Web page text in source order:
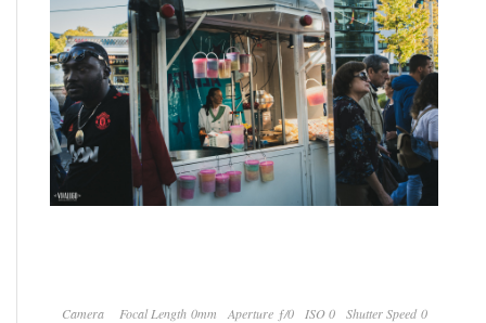
Camera Focal Length 0mm Aperture ƒ/0 ISO 0 Shutter Speed 0